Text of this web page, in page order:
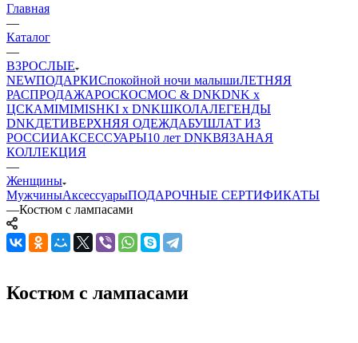
Главная
—
Каталог
—
ВЗРОСЛЫЕ
NEWПОДАРКИСпокойной ночи малышиЛЕТНЯЯ
РАСПРОДАЖАРОСКОСМОС & DNKDNK x
ЦСКАMIMIMISHKI x DNKШКОЛАЛЕГЕНДЫ
DNKДЕТИВЕРХНЯЯ ОДЕЖДАБУШЛАТ ИЗ
РОССИИАКСЕССУАРЫ10 лет DNKВЯЗАНАЯ
КОЛЛЕКЦИЯ
—
Женщины
МужчиныАксессуарыПОДАРОЧНЫЕ СЕРТИФИКАТЫ
—Костюм с лампасами
Костюм с лампасами